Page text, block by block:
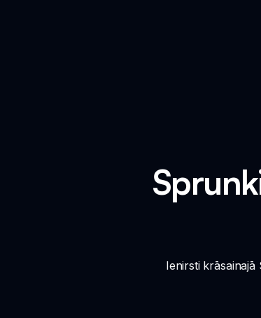
Ienirsti krāsainajā